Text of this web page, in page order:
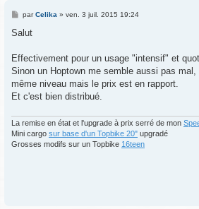
M
s
g
parCelika » ven. 3 juil. 2015 19:24
Salut
Effectivement pour un usage "intensif" et
Sinon un Hoptown me semble aussi pas
même niveau mais le prix est en rapport.
Et c'est bien distribué.
La remise en état et l'upgrade à prix serré de mon
Mini cargo sur base d'un Topbike 20" upgradé
Grosses modifs sur un Topbike 16teen